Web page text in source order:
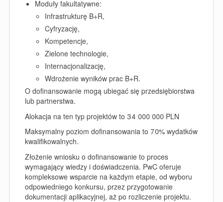
Moduły fakultatywne:
Infrastrukturę B+R,
Cyfryzację,
Kompetencje,
Zielone technologie,
Internacjonalizację,
Wdrożenie wyników prac B+R.
O dofinansowanie mogą ubiegać się przedsiębiorstwa
lub partnerstwa.
Alokacja na ten typ projektów to 34 000 000 PLN
Maksymalny poziom dofinansowania to 70% wydatków
kwalifikowalnych.
Złożenie wniosku o dofinansowanie to proces
wymagający wiedzy i doświadczenia. PwC oferuje
kompleksowe wsparcie na każdym etapie, od wyboru
odpowiedniego konkursu, przez przygotowanie
dokumentacji aplikacyjnej, aż po rozliczenie projektu.